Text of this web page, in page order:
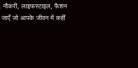
लाइफस्टाइल, फैशन
जाएँ जो आपके जीवन में कहीं